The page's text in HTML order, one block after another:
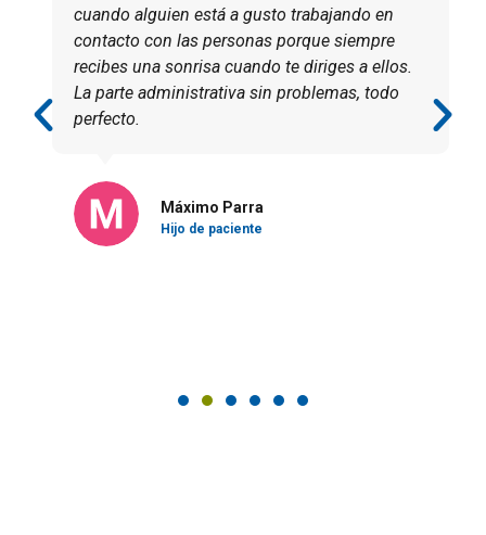
cuando alguien está a gusto trabajando en
contacto con las personas porque siempre
recibes una sonrisa cuando te diriges a ellos.
La parte administrativa sin problemas, todo
perfecto.
Máximo Parra
Hijo de paciente